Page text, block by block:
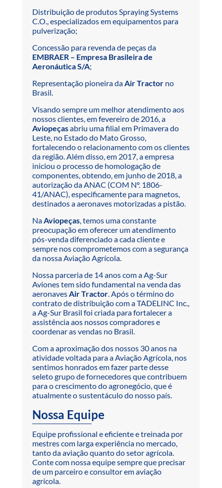
Distribuição de produtos Spraying Systems
C.O., especializados em equipamentos para
pulverização;
Concessão para revenda de peças da
EMBRAER – Empresa Brasileira de
Aeronáutica S/A;
Representação pioneira da Air Tractorno
Brasil.
Visando sempre um melhor atendimento aos
nossos clientes, em fevereiro de 2016, a
Aviopeçasabriu uma filial em Primavera do
Leste, no Estado do Mato Grosso,
fortalecendo o relacionamento com os clientes
da região. Além disso, em 2017, a empresa
iniciou o processo de homologação de
componentes, obtendo, em junho de 2018, a
autorização da ANAC (COM Nº. 1806-
41/ANAC), especificamente para magnetos,
destinados a aeronaves motorizadas a pistão.
Na Aviopeças, temos uma constante
preocupação em oferecer um atendimento
pós-venda diferenciado a cada cliente e
sempre nos comprometemos com a segurança
da nossa Aviação Agrícola.
Nossa parceria de 14 anos com a Ag-Sur
Aviones tem sido fundamental na venda das
aeronaves Air Tractor. Após o término do
contrato de distribuição com a TADELINC Inc.,
a Ag-Sur Brasil foi criada para fortalecer a
assistência aos nossos compradores e
coordenar as vendas no Brasil.
Com a aproximação dos nossos 30 anos na
atividade voltada para a Aviação Agrícola, nos
sentimos honrados em fazer parte desse
seleto grupo de fornecedores que contribuem
para o crescimento do agronegócio, que é
atualmente o sustentáculo do nosso país.
Nossa Equipe
Equipe profissional e eficiente e treinada por
mestres com larga experiência no mercado,
tanto da aviação quanto do setor agrícola.
Conte com nossa equipe sempre que precisar
de um parceiro e consultor em aviação
agrícola.